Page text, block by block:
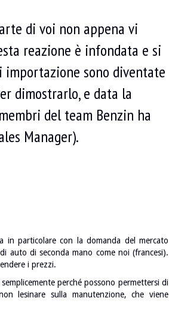
di voi non appena vi
reazione è infondata e si
importazione sono diventate
dimostrarlo, e data la
del team Benzin ha
Manager).
particolare con la domanda del mercato
auto di seconda mano come noi (francesi).
i prezzi.
perché possono permettersi di
lesinare sulla manutenzione, che viene